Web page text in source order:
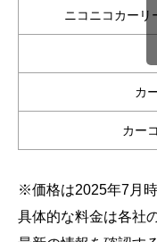
ニコニコカーリ
カ
カー
※価格は2025年7月
具体的な料金は各社